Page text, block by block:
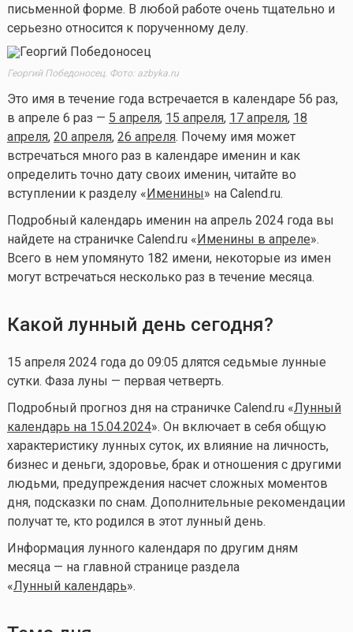
письменной форме. В любой работе очень тщательно и
серьезно относится к порученному делу.
Георгий Победоносец. Фото: azbyka.ru
Это имя в течение года встречается в календаре 56 раз,
в апреле 6 раз — 5 апреля, 15 апреля, 17 апреля, 18
апреля, 20 апреля, 26 апреля. Почему имя может
встречаться много раз в календаре именин и как
определить точно дату своих именин, читайте во
вступлении к разделу « Именины» на Calend.ru.
Подробный календарь именин на апрель 2024 года вы
найдете на страничке Calend.ru « Именины в апреле».
Всего в нем упомянуто 182 имени, некоторые из имен
могут встречаться несколько раз в течение месяца.
Какой лунный день сегодня?
15 апреля 2024 года до 09:05 длятся седьмые лунные
сутки. Фаза луны — первая четверть.
Подробный прогноз дня на страничке Calend.ru «Лунный
календарь на 15.04.2024». Он включает в себя общую
характеристику лунных суток, их влияние на личность,
бизнес и деньги, здоровье, брак и отношения с другими
людьми, предупреждения насчет сложных моментов
дня, подсказки по снам. Дополнительные рекомендации
получат те, кто родился в этот лунный день.
Информация лунного календаря по другим дням
месяца — на главной странице раздела
«Лунный календарь».